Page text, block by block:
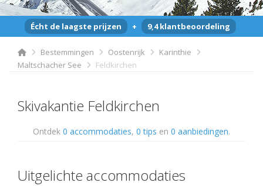
Écht de laagste prijzen + 9,4 klantbeoordeling
Bestemmingen Oostenrijk
Karinthie
Maltschacher See
Feldkirchen
Skivakantie Feldkirchen
Ontdek 0 accommodaties, 0 tips en 0 aanbiedingen.
Uitgelichte accommodaties